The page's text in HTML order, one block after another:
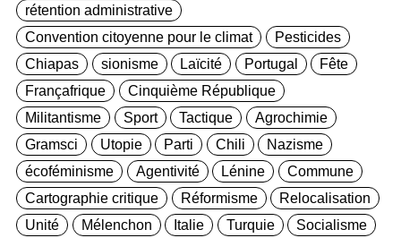
rétention administrative
Convention citoyenne pour le climat
Pesticides
Chiapas
sionisme Laïcité Portugal
Fête
Françafrique
Cinquième République
Militantisme
Sport Tactique
Agrochimie
Gramsci
Utopie Parti Chili
Nazisme
écoféminisme
Agentivité Lénine
Commune
Cartographie critique
Réformisme
Relocalisation
Unité
Mélenchon Italie Turquie
Socialisme